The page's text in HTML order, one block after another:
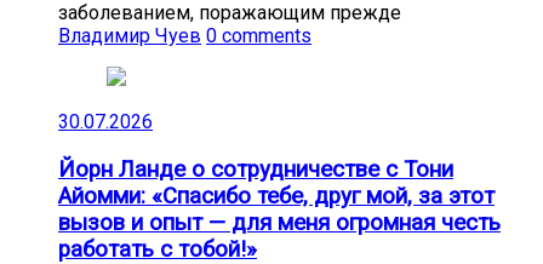
заболеванием, поражающим прежде
Владимир Чуев 0 comments
30.07.2026
Йорн Ланде о сотрудничестве с Тони
Айомми: «Спасибо тебе, друг мой, за этот
вызов и опыт — для меня огромная честь
работать с тобой!»